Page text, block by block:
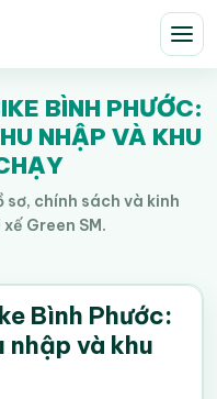
BÌNH PHƯỚC:
NHẬP VÀ KHU
sơ, chính sách và kinh
Green SM.
Bình Phước:
nhập và khu